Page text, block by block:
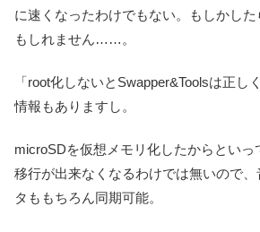
に速くなったわけでもない。もしかし
もしれません……。
「root化しないとSwapper&Toolsは正し
情報もありますし。
microSDを仮想メモリ化したからといっ
移行が出来なくなるわけでは無いので
タももちろん同期可能。